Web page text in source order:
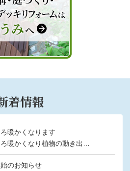
着情報
暖かくなります
暖かくなり植物の動き出…
のお知らせ